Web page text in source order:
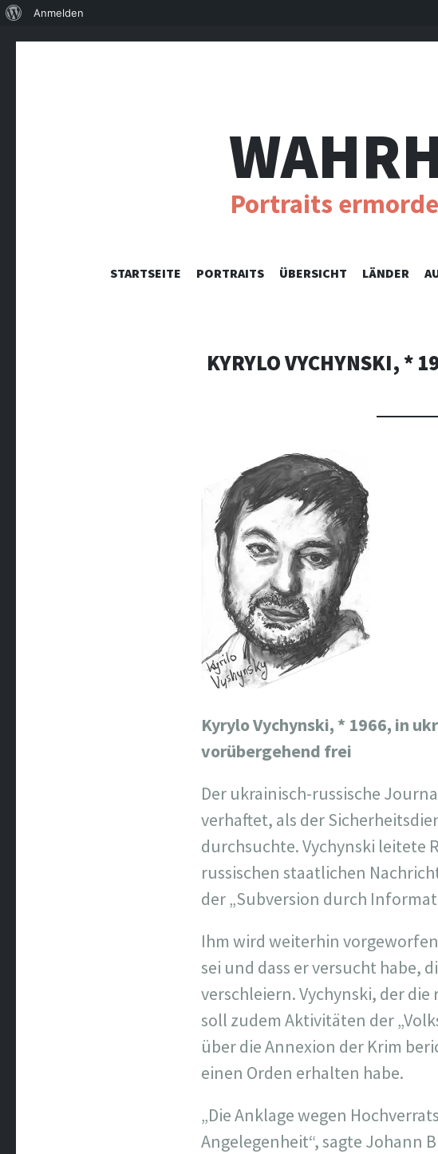
Portraits
STARTSEITE PORTRAITS ÜBERSICHT LÄNDER
KYRYLO VYCHYNSKI, *
Kyrylo Vychynski, * 1966, in
vorübergehend frei
Der ukrainisch-russische
verhaftet, als der
durchsuchte. Vychynski leitete
russischen staatlichen
der „Subversion durch
Ihm wird weiterhin
sei und dass er versucht habe,
verschleiern. Vychynski, der
soll zudem Aktivitäten der
über die Annexion der Krim
einen Orden erhalten habe.
„Die Anklage wegen
Angelegenheit“, sagte Johann
Über
Anmelden